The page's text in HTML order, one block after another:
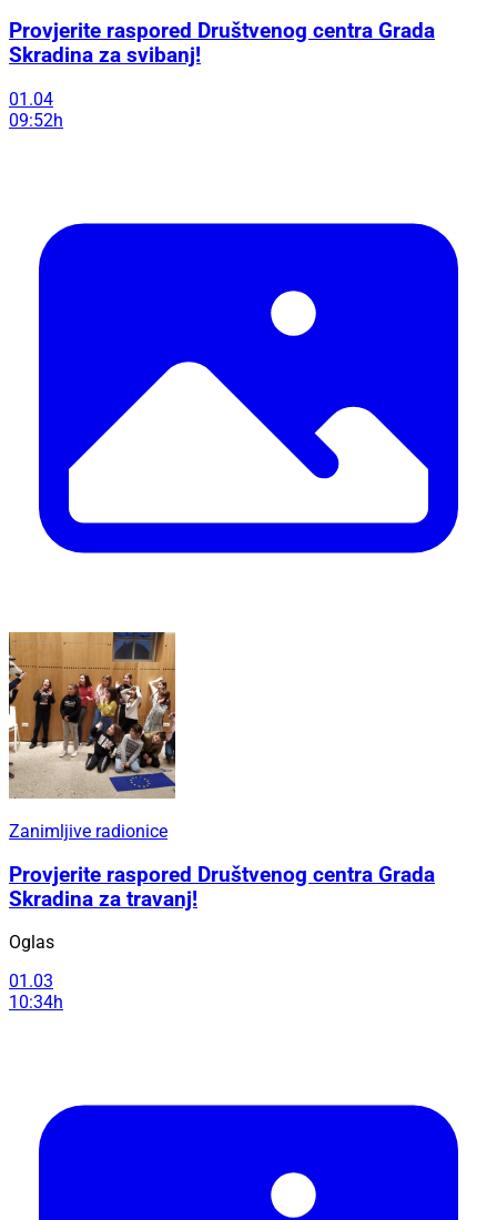
Provjerite raspored Društvenog centra Grada
Skradina za svibanj!
01.04
09:52h
Zanimljive radionice
Provjerite raspored Društvenog centra Grada
Skradina za travanj!
Oglas
01.03
10:34h